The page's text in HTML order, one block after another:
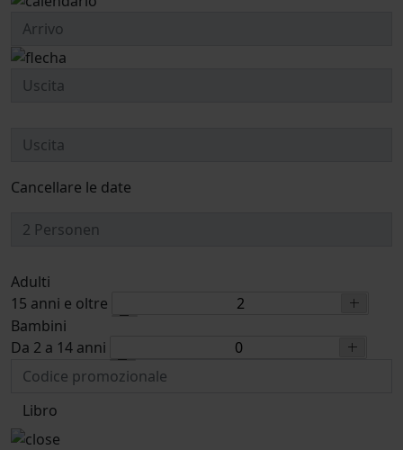
Cancellare le date
Adulti
15 anni e oltre
Bambini
Da 2 a 14 anni
Libro